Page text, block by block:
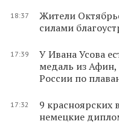
18:37
Жители
силами
17:39
У Ивана Усова
медаль из Афин,
России по
17:32
9 красноярских
немецкие